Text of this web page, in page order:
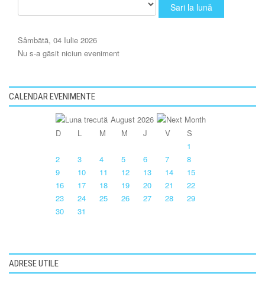
Sari la lună
Sâmbătă, 04 Iulie 2026
Nu s-a găsit niciun eveniment
CALENDAR EVENIMENTE
August 2026
D
L M M J V
S
1
2
3 4 5 6 7
8
9
10 11 12 13 14
15
16
17 18 19 20 21
22
23
24 25 26 27 28
29
30
31
ADRESE UTILE